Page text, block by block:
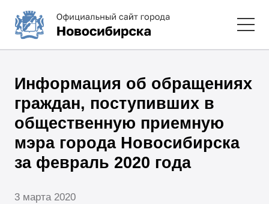
Информация об обращениях
граждан, поступивших в
общественную приемную
мэра города Новосибирска
за февраль 2020 года
3 марта 2020